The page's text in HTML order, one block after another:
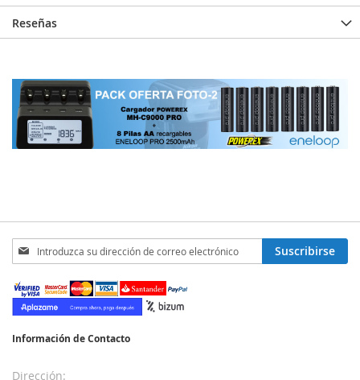
Reseñas
Inscríbase
a
nuestro
boletín
de
Suscribirse
Información de Contacto
Dirección: